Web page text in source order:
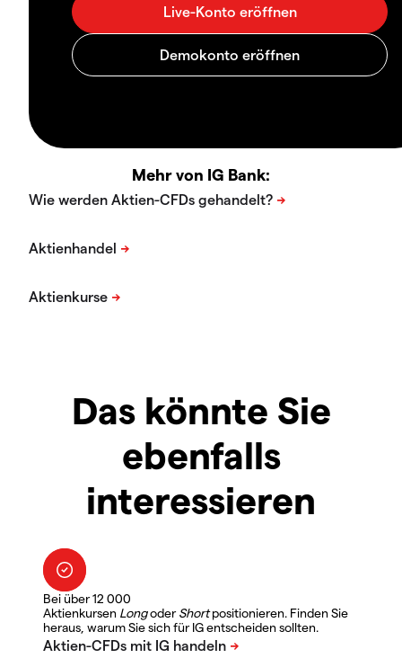
Mehr von IG Bank:
Das könnte Sie
ebenfalls
interessieren
Bei über 12 000
Aktienkursen LongoderShortpositionieren. Finden Sie
heraus, warum Sie sich für IG entscheiden sollten.